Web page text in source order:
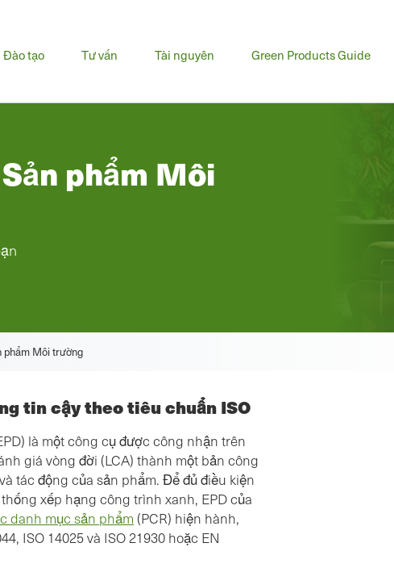
Menu
Đào tạo Tư vấn Tài nguyên Green Products Guide
phẩm Môi
phẩm Môi trường
tin cậy theo tiêu chuẩn ISO
là một công cụ được công nhận trên
giá vòng đời (LCA) thành một bản công
tác động của sản phẩm. Để đủ điều kiện
xếp hạng công trình xanh, EPD của
danh mục sản phẩm (PCR) hiện hành,
ISO 14025 và ISO 21930 hoặc EN